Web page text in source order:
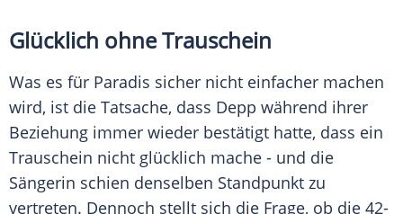
Glücklich ohne Trauschein
Was es für Paradis sicher nicht einfacher machen
wird, ist die Tatsache, dass Depp während ihrer
Beziehung immer wieder bestätigt hatte, dass ein
Trauschein nicht glücklich mache - und die
Sängerin schien denselben Standpunkt zu
vertreten. Dennoch stellt sich die Frage, ob die 42-